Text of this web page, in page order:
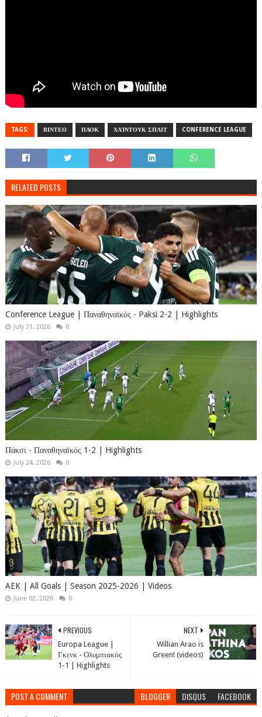
TAGS: ΒΙΝΤΕΟ ΠΑΟΚ ΧΑΊΝΤΟΥΚ ΣΠΛΙΤ CONFERENCE LEAGUE
RELATED POSTS
Conference League | Παναθηναϊκός - Paksi 2-2 | Highlights
July 31, 2026 0
Πάκσι - Παναθηναϊκός 1-2 | Highlights
July 24, 2026 0
AEK | All Goals | Season 2025-2026 | Videos
June 02, 2026 0
NEXT
Willian Arao is
Green! (videos)
PREVIOUS
Europa League |
Γκενκ - Ολυμπιακός
1-1 | Highlights
POST A COMMENT BLOGGER DISQUS FACEBOOK